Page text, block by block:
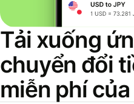
Tải xuống
chuyển đổi
miễn phí